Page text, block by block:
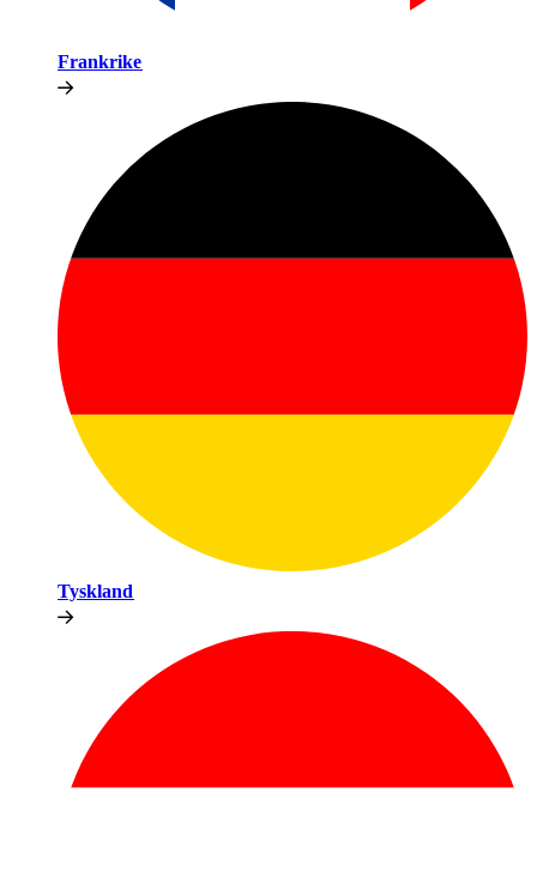
Frankrike​​
Tyskland​​